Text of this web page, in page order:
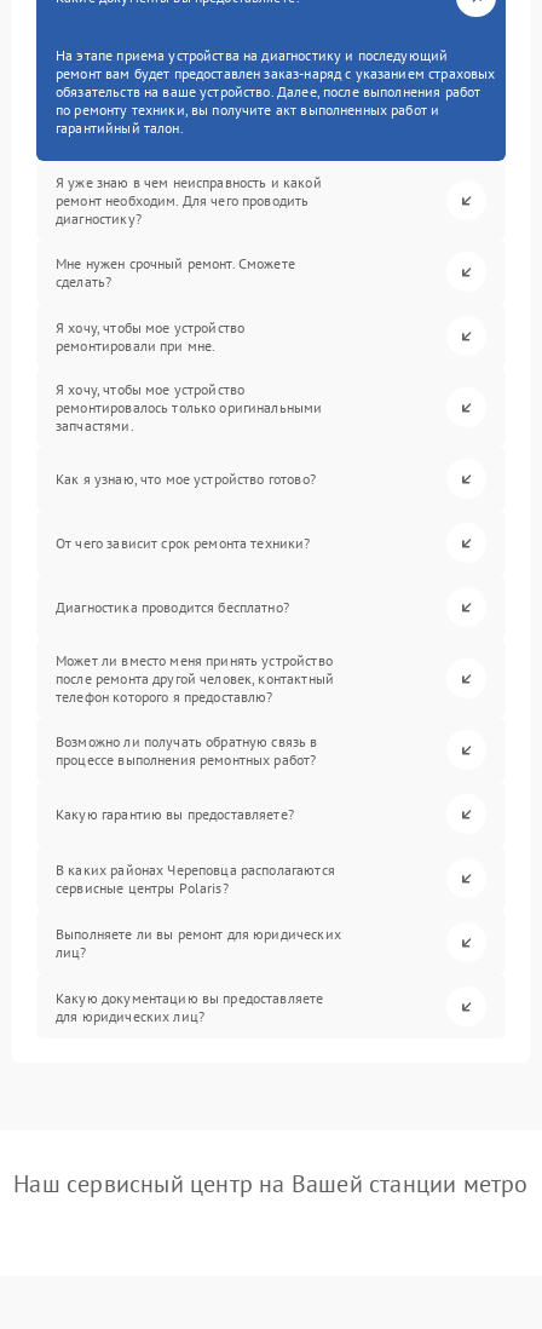
На этапе приема устройства на диагностику и последующий
ремонт вам будет предоставлен заказ-наряд с указанием страховых
обязательств на ваше устройство. Далее, после выполнения работ
по ремонту техники, вы получите акт выполненных работ и
гарантийный талон.
Я уже знаю в чем неисправность и какой
ремонт необходим. Для чего проводить
диагностику?
Мне нужен срочный ремонт. Сможете
сделать?
Я хочу, чтобы мое устройство
ремонтировали при мне.
Я хочу, чтобы мое устройство
ремонтировалось только оригинальными
запчастями.
Как я узнаю, что мое устройство готово?
От чего зависит срок ремонта техники?
Диагностика проводится бесплатно?
Может ли вместо меня принять устройство
после ремонта другой человек, контактный
телефон которого я предоставлю?
Возможно ли получать обратную связь в
процессе выполнения ремонтных работ?
Какую гарантию вы предоставляете?
В каких районах Череповца располагаются
сервисные центры Polaris?
Выполняете ли вы ремонт для юридических
лиц?
Какую документацию вы предоставляете
для юридических лиц?
Наш сервисный центр на Вашей станции метро